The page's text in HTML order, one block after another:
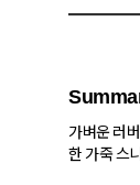
가벼운 러
한 가죽 스